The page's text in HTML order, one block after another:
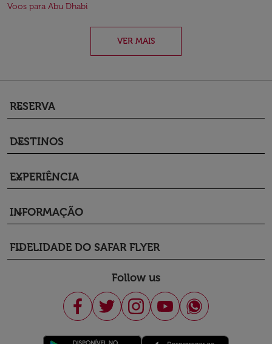
Voos para Abu Dhabi
VER MAIS
RESERVA
keyboard_arrow_down
DESTINOS
keyboard_arrow_down
EXPERIÊNCIA
keyboard_arrow_down
INFORMAÇÃO
keyboard_arrow_down
FIDELIDADE DO SAFAR FLYER
keyboard_arrow_down
Follow us